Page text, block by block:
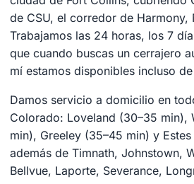
de CSU, el corredor de Harmony,
Trabajamos las 24 horas, los 7
que cuando buscas un cerrajero
mí estamos disponibles incluso
Damos servicio a domicilio en
Colorado: Loveland (30–35 min),
min), Greeley (35–45 min) y
además de Timnath, Johnstown,
Bellvue, Laporte, Severance,